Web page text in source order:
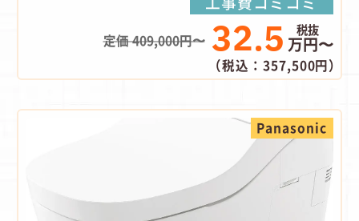
定価 409,000円〜 32.5 万円〜
（税込：357,500円）
Panasonic